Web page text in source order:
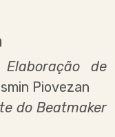
Elaboração de
Piovezan
do Beatmaker